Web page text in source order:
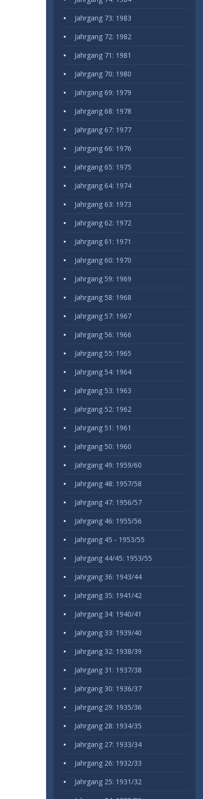
Jahrgang 73: 1983
Jahrgang 72: 1982
Jahrgang 71: 1981
Jahrgang 70: 1980
Jahrgang 69: 1979
Jahrgang 68: 1978
Jahrgang 67: 1977
Jahrgang 66: 1976
Jahrgang 65: 1975
Jahrgang 64: 1974
Jahrgang 63: 1973
Jahrgang 62: 1972
Jahrgang 61: 1971
Jahrgang 60: 1970
Jahrgang 59: 1969
Jahrgang 58: 1968
Jahrgang 57: 1967
Jahrgang 56: 1966
Jahrgang 55: 1965
Jahrgang 54: 1964
Jahrgang 53: 1963
Jahrgang 52: 1962
Jahrgang 51: 1961
Jahrgang 50: 1960
Jahrgang 49: 1959/60
Jahrgang 48: 1957/58
Jahrgang 47: 1956/57
Jahrgang 46: 1955/56
Jahrgang 45 - 1953/55
Jahrgang 44/45: 1953/55
Jahrgang 36: 1943/44
Jahrgang 35: 1941/42
Jahrgang 34: 1940/41
Jahrgang 33: 1939/40
Jahrgang 32: 1938/39
Jahrgang 31: 1937/38
Jahrgang 30: 1936/37
Jahrgang 29: 1935/36
Jahrgang 28: 1934/35
Jahrgang 27: 1933/34
Jahrgang 26: 1932/33
Jahrgang 25: 1931/32